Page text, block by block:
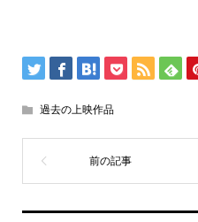
過去の上映作品